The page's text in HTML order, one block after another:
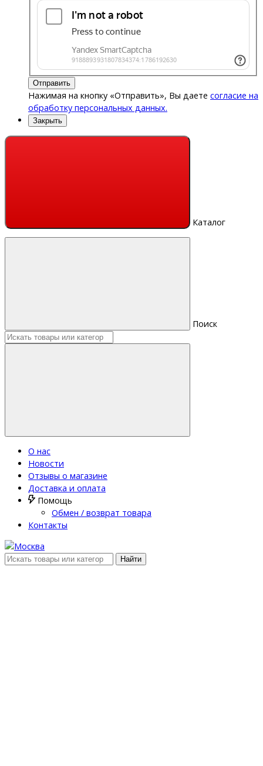
Отправить
Нажимая на кнопку «Отправить», Вы даете согласие на
обработку персональных данных.
Закрыть
Каталог
Поиск
О нас
Новости
Отзывы о магазине
Доставка и оплата
Помощь
Обмен / возврат товара
Контакты
Найти